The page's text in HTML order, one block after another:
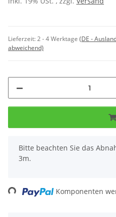
Lieferzeit:2 - 4 Werktage (DE -
abweichend)
x
Bitte beachten Sie das
3m.
Komponenten